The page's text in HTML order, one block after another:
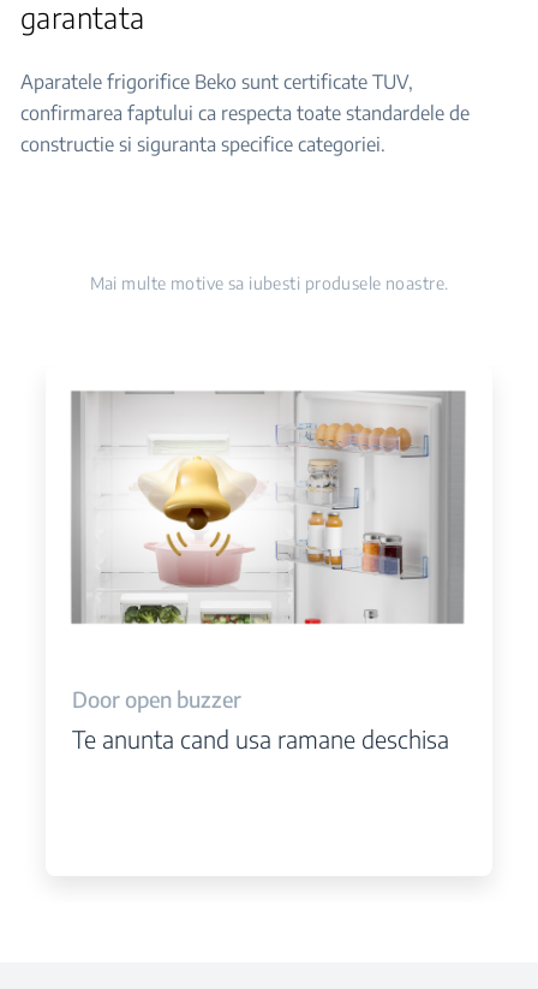
garantata
Aparatele frigorifice Beko sunt certificate TUV,
confirmarea faptului ca respecta toate standardele de
constructie si siguranta specifice categoriei.
Mai multe motive sa iubesti produsele noastre.
Door open buzzer
Te anunta cand usa ramane deschisa